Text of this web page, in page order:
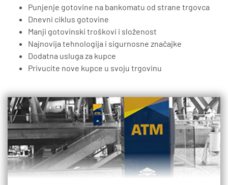
Punjenje gotovine na bankomatu od strane trgovca
Dnevni ciklus gotovine
Manji gotovinski troškovi i složenost
Najnovija tehnologija i sigurnosne značajke
Dodatna usluga za kupce
Privucite nove kupce u svoju trgovinu